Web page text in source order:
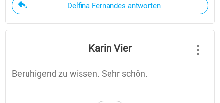
Delfina Fernandes antworten
Karin Vier
Beruhigend zu wissen. Sehr schön.